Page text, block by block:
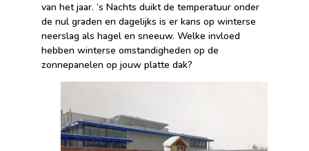
van het jaar. ’s Nachts duikt de temperatuur onder
de nul graden en dagelijks is er kans op winterse
neerslag als hagel en sneeuw. Welke invloed
hebben winterse omstandigheden op de
zonnepanelen op jouw platte dak?